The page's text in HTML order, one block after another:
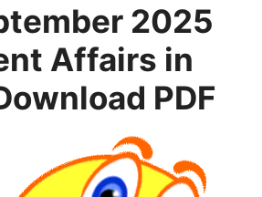
2025
Affairs in
PDF